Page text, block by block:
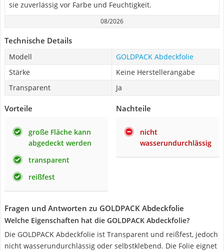
sie zuverlässig vor Farbe und Feuchtigkeit.
08/2026
Technische Details
Modell
GOLDPACK Abdeckfolie
Stärke
Keine Herstellerangabe
Transparent
Ja
Vorteile
große Fläche kann
abgedeckt werden
transparent
reißfest
Nachteile
nicht
wasserundurchlässig
Fragen und Antworten zu GOLDPACK Abdeckfolie
Welche Eigenschaften hat die GOLDPACK Abdeckfolie?
Die GOLDPACK Abdeckfolie ist Transparent und reißfest, jedoch
nicht wasserundurchlässig oder selbstklebend. Die Folie eignet